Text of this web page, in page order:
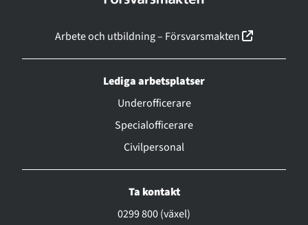
Arbete och utbildning – Försvarsmakten (linkki
Lediga arbetsplatser
Underofficerare
Specialofficerare
Civilpersonal
Ta kontakt
0299 800 (växel)